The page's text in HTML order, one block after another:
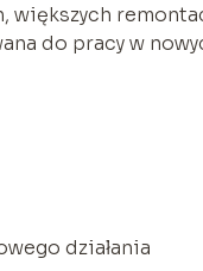
większych
do pracy w
działania